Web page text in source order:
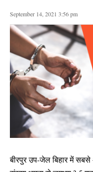
September 14, 2021 3:56 pm
बीरपुर उप-जेल बिहार में